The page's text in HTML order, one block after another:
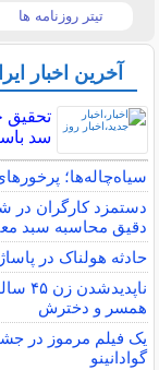
تیتر روزنامه ها
آخرین اخبار
تحقیق
سد
سیاه‌چاله‌ها؛
دستمزد کارگران در
دقیق محاسبه سبد
حادثه هولناک در پاساژ علاءالدین؛ ۶ نفر
همسر و دخترش
یک فیلم مرموز در
گوادانینو